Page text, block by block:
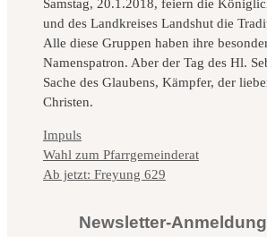
Samstag, 20.1.2018, feiern die
und des Landkreises Landshut die
Alle diese Gruppen haben ihre
Namenspatron. Aber der Tag des Hl.
Sache des Glaubens, Kämpfer, der
Christen.
Kategorien
Impuls
Wahl zum Pfarrgemeinderat
Ab jetzt: Freyung 629
Newsletter-Anmeldung